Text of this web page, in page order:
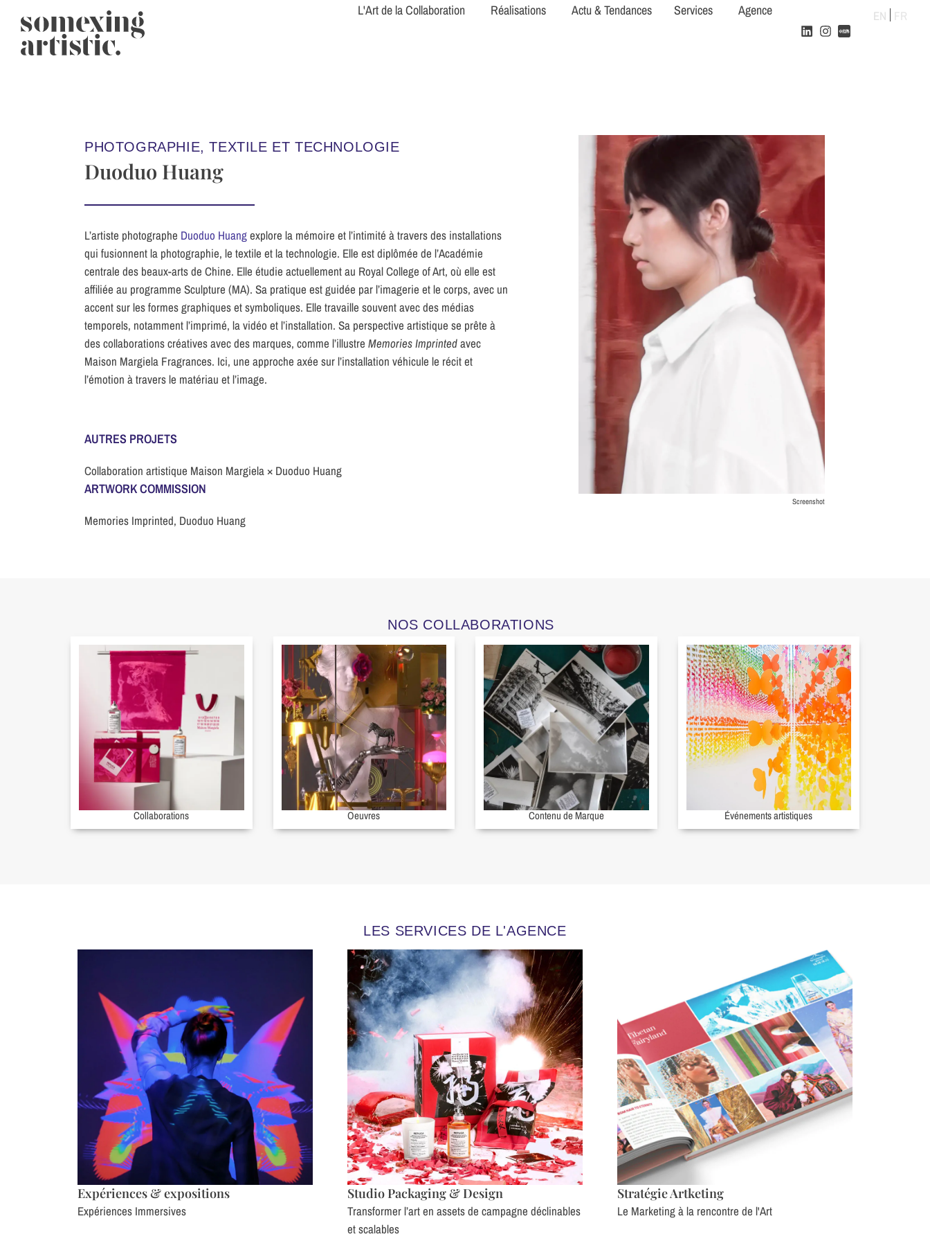
L'Art de la Collaboration Réalisations Actu & Tendances Services Agence EN FR
PHOTOGRAPHIE, TEXTILE ET TECHNOLOGIE
Duoduo Huang
L’artiste photographe Duoduo Huangexplore la mémoire et l’intimité à travers des installations
qui fusionnent la photographie, le textile et la technologie. Elle est diplômée de l’Académie
centrale des beaux-arts de Chine. Elle étudie actuellement au Royal College of Art, où elle est
affiliée au programme Sculpture (MA). Sa pratique est guidée par l’imagerie et le corps, avec un
accent sur les formes graphiques et symboliques. Elle travaille souvent avec des médias
temporels, notamment l’imprimé, la vidéo et l’installation. Sa perspective artistique se prête à
des collaborations créatives avec des marques, comme l’illustre Memories Imprintedavec
Maison Margiela Fragrances. Ici, une approche axée sur l’installation véhicule le récit et
l’émotion à travers le matériau et l’image.
AUTRES PROJETS
Collaboration artistique Maison Margiela × Duoduo Huang
ARTWORK COMMISSION
Memories Imprinted, Duoduo Huang
Screenshot
NOS COLLABORATIONS
Collaborations Oeuvres Contenu de Marque Événements artistiques
LES SERVICES DE L'AGENCE
Expériences & expositions
Expériences Immersives
Studio Packaging & Design
Transformer l’art en assets de campagne déclinables
et scalables
Stratégie Artketing
Le Marketing à la rencontre de l'Art